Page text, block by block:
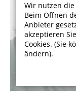
Wir nutzen die
Beim Öffnen
Anbieter
akzeptieren
Cookies. (Sie
ändern).